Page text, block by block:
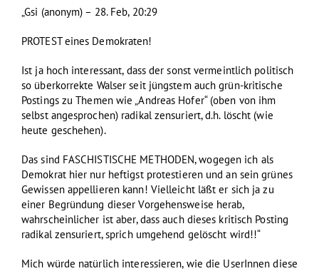
„Gsi (anonym) – 28. Feb, 20:29
PROTEST eines Demokraten!
Ist ja hoch interessant, dass der sonst vermeintlich politisch
so überkorrekte Walser seit jüngstem auch grün-kritische
Postings zu Themen wie „Andreas Hofer“ (oben von ihm
selbst angesprochen) radikal zensuriert, d.h. löscht (wie
heute geschehen).
Das sind FASCHISTISCHE METHODEN, wogegen ich als
Demokrat hier nur heftigst protestieren und an sein grünes
Gewissen appellieren kann! Vielleicht läßt er sich ja zu
einer Begründung dieser Vorgehensweise herab,
wahrscheinlicher ist aber, dass auch dieses kritisch Posting
radikal zensuriert, sprich umgehend gelöscht wird!!“
Mich würde natürlich interessieren, wie die UserInnen diese